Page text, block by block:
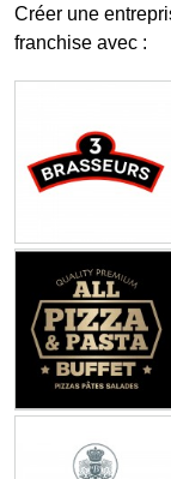
Créer une
franchise avec :